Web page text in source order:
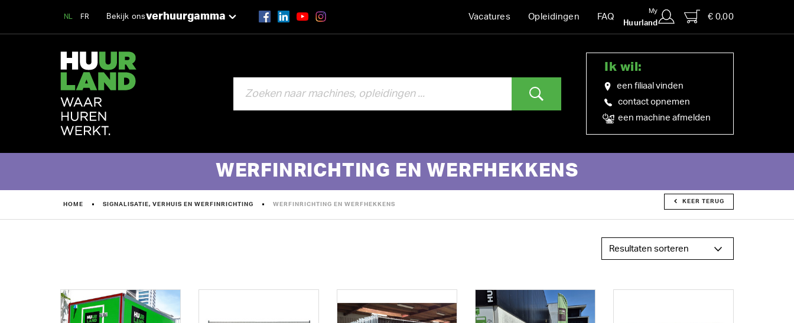
NL FR Bekijk onsverhuurgamma Vacatures Opleidingen FAQ
My
Huurland
€ 0,00
Ik wil:
een filiaal vinden
contact opnemen
een machine afmelden
WERFINRICHTING EN WERFHEKKENS
HOME SIGNALISATIE, VERHUIS EN WERFINRICHTING WERFINRICHTING EN WERFHEKKENS KEER TERUG